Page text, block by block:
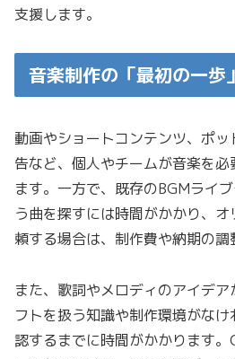
支援します。
音楽制作の「最初の一歩
動画やショートコンテンツ、ポ
告など、個人やチームが音楽を
ます。一方で、既存のBGMライ
う曲を探すには時間がかかり、
頼する場合は、制作費や納期の調
また、歌詞やメロディのアイデ
フトを扱う知識や制作環境がな
認するまでに時間がかかります